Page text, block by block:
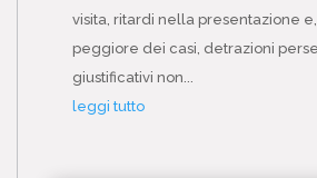
visita, ritardi nella presentazione
peggiore dei casi, detrazioni
giustificativi non...
leggi tutto